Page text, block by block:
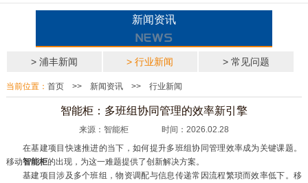
新闻资讯
> 浦丰新闻 > 行业新闻 > 常见问题
当前位置： 首页>> 新闻资讯>> 行业新闻
智能柜：多班组协同管理的效率新引擎
来源：智能柜 时间：2026.02.28
在基建项目快速推进的当下，如何提升多班组协同管理效率成为关键课题。
移动智能柜的出现，为这一难题提供了创新解决方案。
基建项目涉及多个班组，物资调配与信息传递常因流程繁琐而效率低下。移